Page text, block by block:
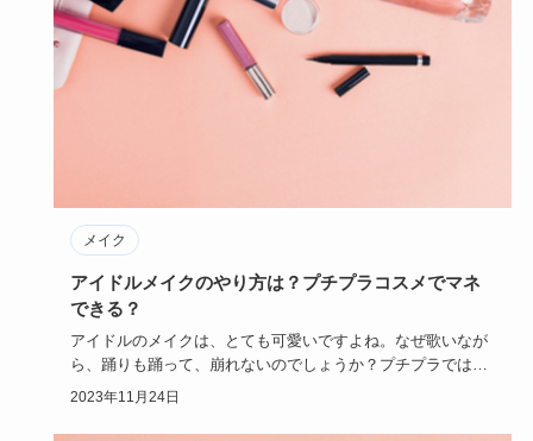
メイク
アイドルメイクのやり方は？プチプラコスメでマネ
できる？
アイドルのメイクは、とても可愛いですよね。なぜ歌いなが
ら、踊りも踊って、崩れないのでしょうか？プチプラでは、
真似できないの…
2023年11月24日